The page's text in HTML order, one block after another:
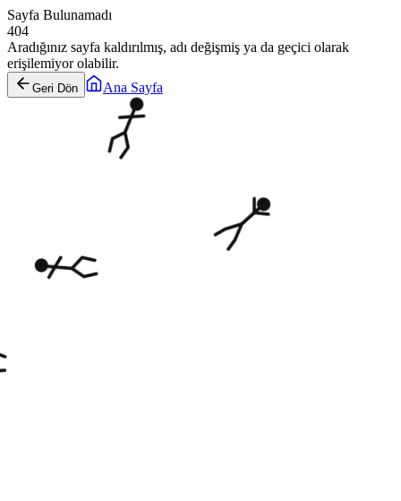
Sayfa Bulunamadı
404
Aradığınız sayfa kaldırılmış, adı değişmiş ya da geçici olarak
erişilemiyor olabilir.
Geri Dön Ana Sayfa